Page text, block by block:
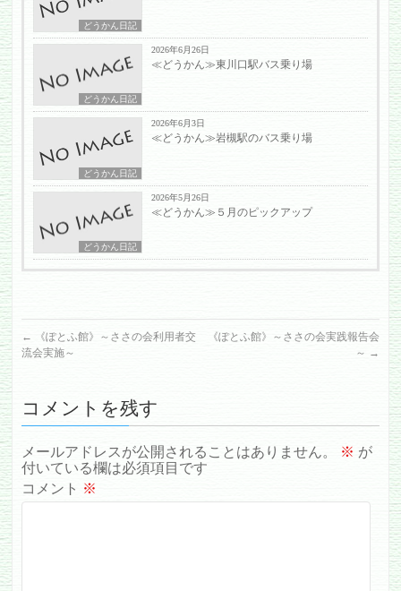
どうかん日記
どうかん日記
2026年6月26日
≪どうかん≫東川口駅バス乗り場
どうかん日記
2026年6月3日
≪どうかん≫岩槻駅のバス乗り場
どうかん日記
2026年5月26日
≪どうかん≫５月のピックアップ
←
《ぽとふ館》～ささの会利用者交
流会実施～
《ぽとふ館》～ささの会実践報告会
～ →
コメントを残す
メールアドレスが公開されることはありません。 ※ が
付いている欄は必須項目です
コメント ※